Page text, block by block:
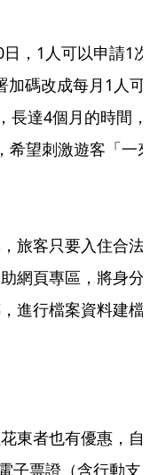
，1人可以申請1次
加碼改成每月1人可
長達4個月的時間，
希望刺激遊客「一
旅客只要入住合法
網頁專區，將身分
進行檔案資料建檔
東者也有優惠，自
子票證（含行動支